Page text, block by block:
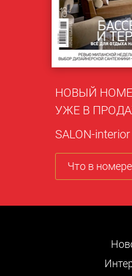
НОВЫЙ
УЖЕ В
SALON-
Что в номере